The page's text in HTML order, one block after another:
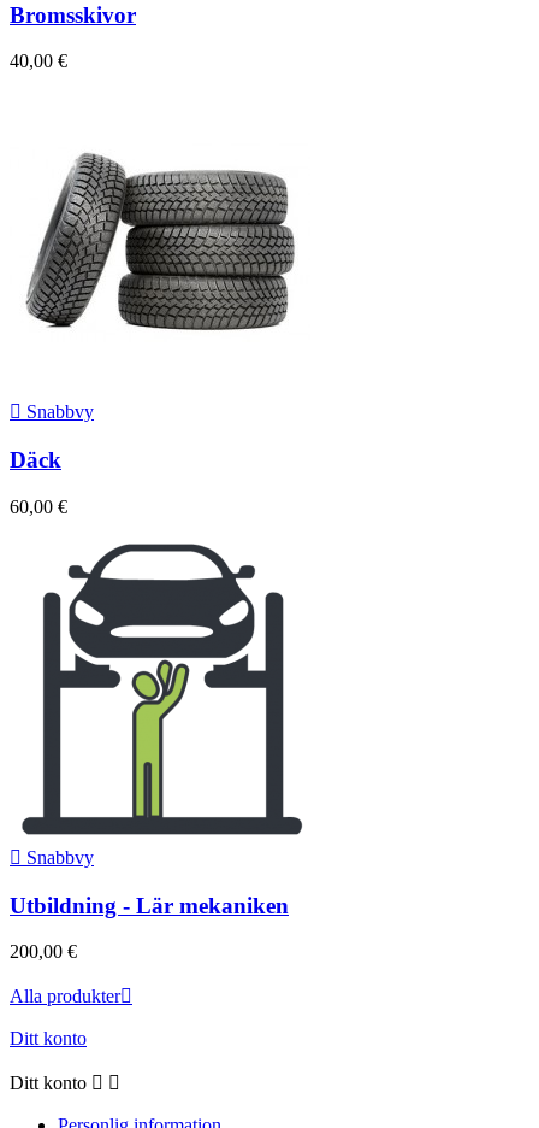
Bromsskivor
40,00 €
 Snabbvy
Däck
60,00 €
 Snabbvy
Utbildning - Lär mekaniken
200,00 €
Alla produkter
Ditt konto
Ditt konto  